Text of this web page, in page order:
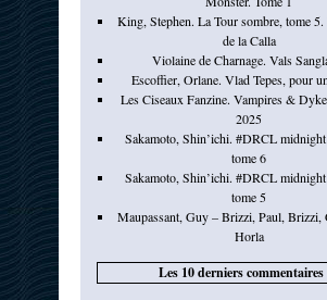
King, Stephen. La Tour sombre, tome
de la Calla
Violaine de Charnage. Vals
Escoffier, Orlane. Vlad Tepes, pour
Les Ciseaux Fanzine. Vampires &
2025
Sakamoto, Shin’ichi. #DRCL
tome 6
Sakamoto, Shin’ichi. #DRCL
tome 5
Maupassant, Guy – Brizzi, Paul, Brizzi,
Horla
Les 10 derniers commentaires